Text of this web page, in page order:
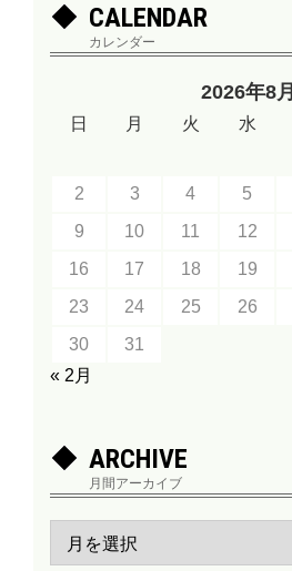
CALENDAR
カレンダー
2026年8月
日 月 火 水
2
3 4 5
9
10 11 12
16
17 18 19
23
24 25 26
30
31
« 2月
ARCHIVE
月間アーカイブ